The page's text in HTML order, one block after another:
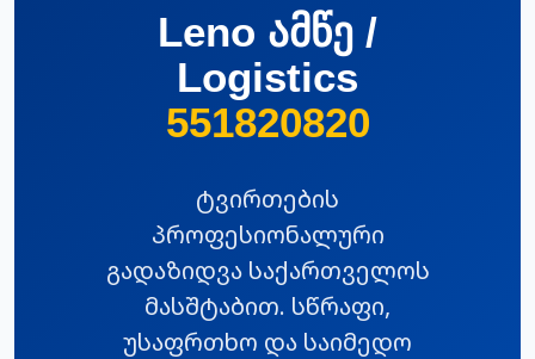
Leno ამწე /
Logistics
551820820
ტვირთების
პროფესიონალური
გადაზიდვა საქართველოს
მასშტაბით. სწრაფი,
უსაფრთხო და საიმედო